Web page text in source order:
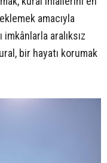
amacıyla
aralıksız
bir hayatı korumak